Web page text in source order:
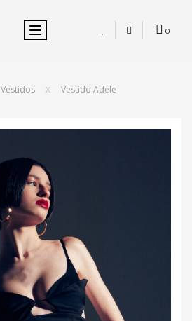
ALTERNAR NEVEGAÇÃO 0
Vestidos X Vestido Adele